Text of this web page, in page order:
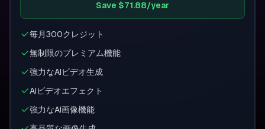
Save $71.88/year
毎月300クレジット
無制限のプレミアム機能
強力なAIビデオ生成
AIビデオエフェクト
強力なAI画像機能